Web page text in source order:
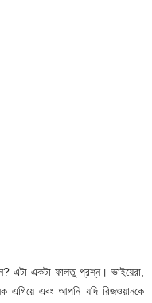
এটা একটা ফালতু প্রশ্ন। ভাইয়েরা,
এবং আপনি যদি রিজওয়ানকে